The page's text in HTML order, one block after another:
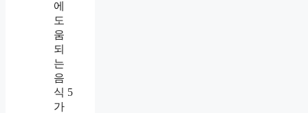
에
도
움
되
는
음
식 5
가